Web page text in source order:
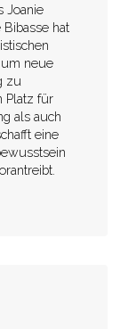
Joanie
hat
neue
zu
Platz für
als auch
eine